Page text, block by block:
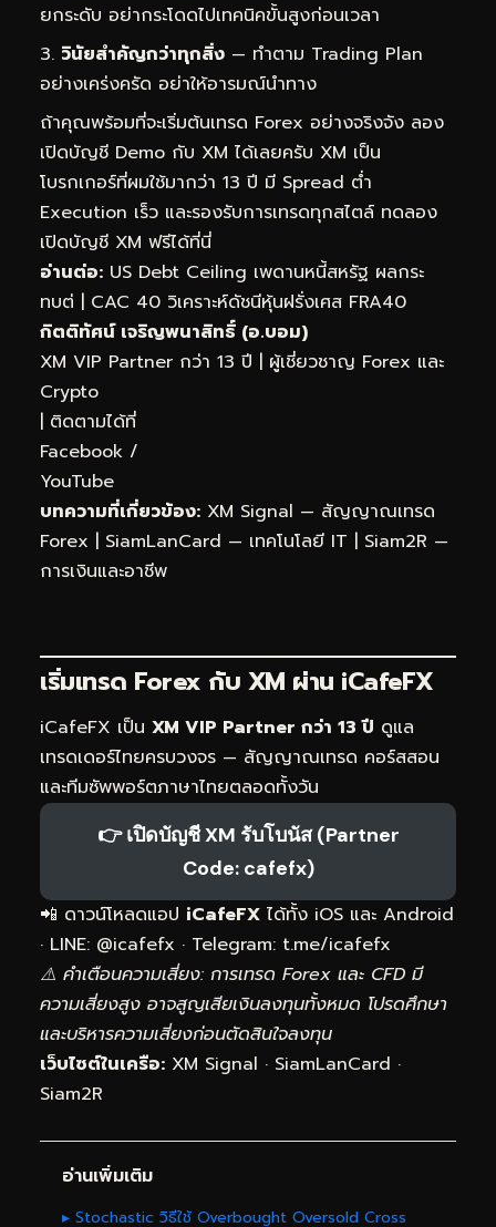
ยกระดับ อย่ากระโดดไปเทคนิคขั้นสูงก่อนเวลา
วินัยสำคัญกว่าทุกสิ่ง — ทำตาม Trading Plan
อย่างเคร่งครัด อย่าให้อารมณ์นำทาง
ถ้าคุณพร้อมที่จะเริ่มต้นเทรด Forex อย่างจริงจัง ลอง
เปิดบัญชี Demo กับ XM ได้เลยครับ XM เป็น
โบรกเกอร์ที่ผมใช้มากว่า 13 ปี มี Spread ต่ำ
Execution เร็ว และรองรับการเทรดทุกสไตล์ ทดลอง
เปิดบัญชี XM ฟรีได้ที่นี่
อ่านต่อ: US Debt Ceiling เพดานหนี้สหรัฐ ผลกระ
ทบต่ | CAC 40 วิเคราะห์ดัชนีหุ้นฝรั่งเศส FRA40
กิตติทัศน์ เจริญพนาสิทธิ์ (อ.บอม)
XM VIP Partner กว่า 13 ปี | ผู้เชี่ยวชาญ Forex และ
Crypto
| ติดตามได้ที่
Facebook /
YouTube
บทความที่เกี่ยวข้อง: XM Signal — สัญญาณเทรด
Forex | SiamLanCard — เทคโนโลยี IT | Siam2R —
การเงินและอาชีพ
เริ่มเทรด Forex กับ XM ผ่าน iCafeFX
iCafeFX เป็น XM VIP Partner กว่า 13 ปี ดูแล
เทรดเดอร์ไทยครบวงจร — สัญญาณเทรด คอร์สสอน
และทีมซัพพอร์ตภาษาไทยตลอดทั้งวัน
👉 เปิดบัญชี XM รับโบนัส (Partner
Code: cafefx)
📲 ดาวน์โหลดแอป iCafeFX ได้ทั้ง iOS และ Android
· LINE: @icafefx · Telegram: t.me/icafefx
⚠️ คำเตือนความเสี่ยง: การเทรด Forex และ CFD มี
ความเสี่ยงสูง อาจสูญเสียเงินลงทุนทั้งหมด โปรดศึกษา
และบริหารความเสี่ยงก่อนตัดสินใจลงทุน
เว็บไซต์ในเครือ: XM Signal · SiamLanCard ·
Siam2R
อ่านเพิ่มเติม
▸ Stochastic วิธีใช้ Overbought Oversold Cross